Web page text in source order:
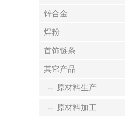
锌合金
焊粉
首饰链条
其它产品
-- 原材料生产
-- 原材料加工